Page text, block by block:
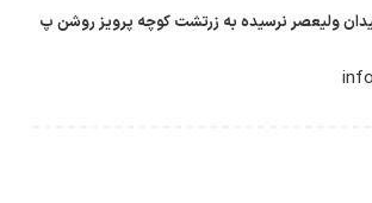
میدان ولیعصر نرسیده به زرتشت کوچه پرویز روشن پ